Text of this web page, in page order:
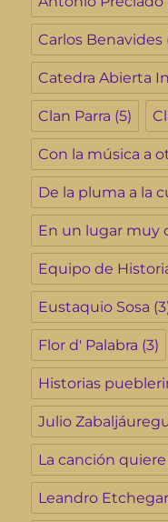
Carlos Benavides
Catedra Abierta
Clan Parra (5)
Con la música a
De la pluma a la
En un lugar muy
Equipo de
Eustaquio Sosa
Flor d' Palabra (3)
Historias
Julio
La canción quiere
Leandro